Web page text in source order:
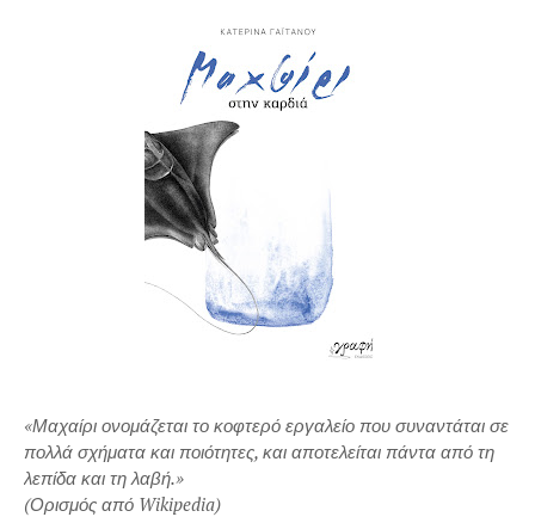
«Μαχαίρι ονομάζεται το κοφτερό εργαλείο που συναντάται σε
πολλά σχήματα και ποιότητες, και αποτελείται πάντα από τη
λεπίδα και τη λαβή.»
(Ορισμός από Wikipedia)